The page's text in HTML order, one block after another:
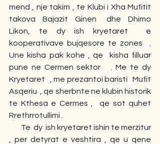
mend , nje takim , te Klubi i Xha Mufitit
takova  Bajazit  Ginen   dhe  Dhimo
Likon, te dy ish kryetaret  e
kooperativave bujqesore te zones  .
Une kisha pak kohe , qe  kisha filluar
pune ne Cermen sektor   . Me te dy
Kryetaret   , me prezantoi baristi   Mufit
Asqeriu  , qe sherbnte ne klubin historik
te Kthesa e Cermes ,  qe sot quhet
Rrethrrotullimi .
, per detyrat e veshtira , qe u qene